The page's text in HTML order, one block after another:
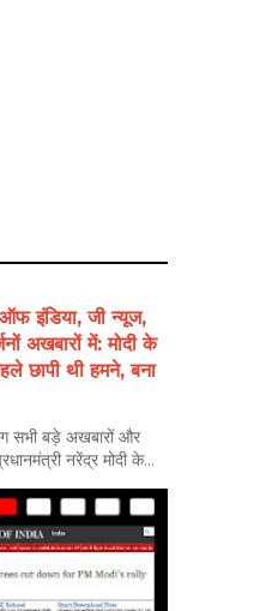
ऑफ इंडिया, जी न्यूज,
अखबारों में: मोदी के
छापी थी हमने, बना
सभी बड़े अखबारों और
नरेंद्र मोदी के...